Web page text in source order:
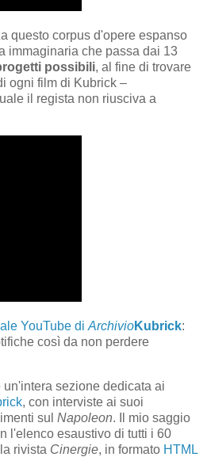
questo corpus d'opere espanso
immaginaria che passa dai 13
possibili, al fine di trovare
ogni film di Kubrick –
il regista non riusciva a
YouTube di ArchivioKubrick:
così da non perdere
sezione dedicata ai
, con interviste ai suoi
sul Napoleon. Il mio saggio
l'elenco esaustivo di tutti i 60
rivista Cinergie, in formato HTML